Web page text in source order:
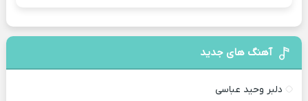
آهنگ های جدید
دلبر وحید عباسی